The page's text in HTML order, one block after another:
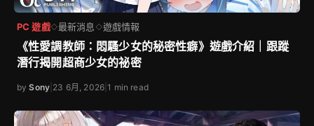
PC 遊戲◇最新消息 ◇遊戲情報
《性愛調教師：悶騷少女的秘密性癖》遊戲介紹｜跟蹤
潛行揭開超商少女的祕密
bySony 23 6月, 2026 |1 min read